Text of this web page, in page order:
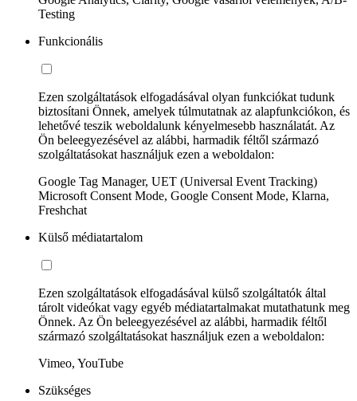
Testing
Funkcionális
Ezen szolgáltatások elfogadásával olyan funkciókat tudunk
biztosítani Önnek, amelyek túlmutatnak az alapfunkciókon, és
lehetővé teszik weboldalunk kényelmesebb használatát. Az
Ön beleegyezésével az alábbi, harmadik féltől származó
szolgáltatásokat használjuk ezen a weboldalon:
Google Tag Manager, UET (Universal Event Tracking)
Microsoft Consent Mode, Google Consent Mode, Klarna,
Freshchat
Külső médiatartalom
Ezen szolgáltatások elfogadásával külső szolgáltatók által
tárolt videókat vagy egyéb médiatartalmakat mutathatunk meg
Önnek. Az Ön beleegyezésével az alábbi, harmadik féltől
származó szolgáltatásokat használjuk ezen a weboldalon:
Vimeo, YouTube
Szükséges